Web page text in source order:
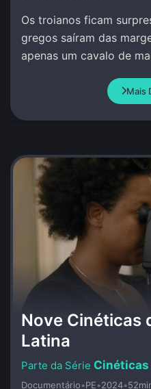
Os troianos ficam
gregos saíram das
apenas um cavalo de
Mais
Nove Cinéticas
Latina
Cinéticas
Documentário•PE•2024•